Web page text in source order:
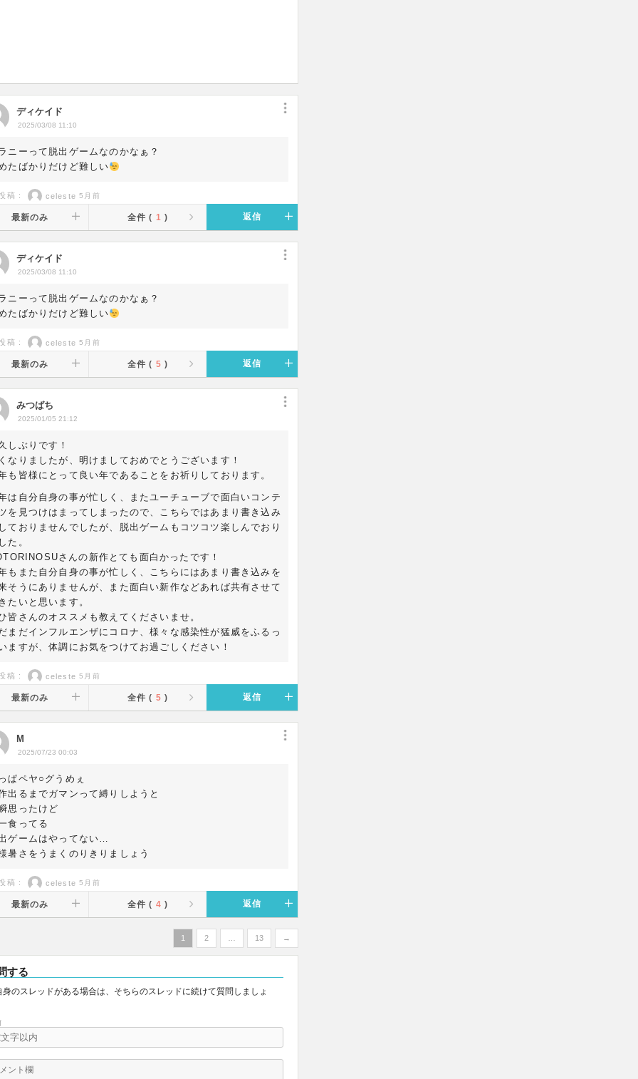
ディケイド
2025/03/08 11:10
ニーって脱出ゲームなのかなぁ？
たばかりだけど難しい
稿 : celeste 5月前
最新のみ 全件 ( 1 ) 返信
ディケイド
2025/03/08 11:10
ニーって脱出ゲームなのかなぁ？
たばかりだけど難しい
稿 : celeste 5月前
最新のみ 全件 ( 5 ) 返信
みつばち
2025/01/05 21:12
しぶりです！
なりましたが、明けましておめでとうございます！
も皆様にとって良い年であることをお祈りしております。
は自分自身の事が忙しく、またユーチューブで面白いコンテ
を見つけはまってしまったので、こちらではあまり書き込み
ておりませんでしたが、脱出ゲームもコツコツ楽しんでおり
た。
さんの新作とても面白かったです！
もまた自分自身の事が忙しく、こちらにはあまり書き込みを
そうにありませんが、また面白い新作などあれば共有させて
たいと思います。
皆さんのオススメも教えてくださいませ。
まだインフルエンザにコロナ、様々な感染性が猛威をふるっ
ますが、体調にお気をつけてお過ごしください！
稿 : celeste 5月前
最新のみ 全件 ( 5 ) 返信
M
2025/07/23 00:03
ぱペヤ○グうめぇ
出るまでガマンって縛りしようと
思ったけど
食ってる
ゲームはやってない…
暑さをうまくのりきりましょう
稿 : celeste 5月前
最新のみ 全件 ( 4 ) 返信
1 2 13 →
する
身のスレッドがある場合は、そちらのスレッドに続けて質問しましょ